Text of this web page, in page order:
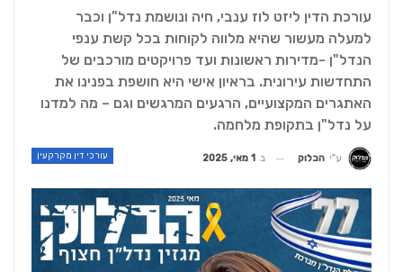
עורכת הדין ליזט לוז ענבי, חיה ונושמת נדל"ן וכבר
למעלה מעשור שהיא מלווה לקוחות בכל קשת ענפי
הנדל"ן -מדירות ראשונות ועד פרויקטים מורכבים של
התחדשות עירונית. בראיון אישי היא חושפת בפנינו את
האתגרים המקצועיים, הרגעים המרגשים וגם – מה למדנו
על נדל"ן בתקופת מלחמה.
עורכי דין מקרקעין ע"י הבלוק ב 1 מאי, 2025